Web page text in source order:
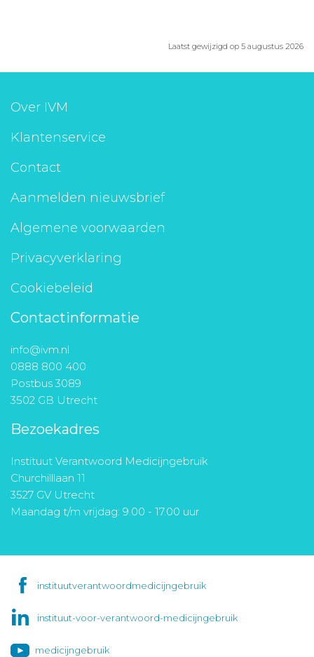
Laatst gewijzigd op 5 augustus 2026
Over IVM
Klantenservice
Contact
Aanmelden nieuwsbrief
Algemene voorwaarden
Privacyverklaring
Cookiebeleid
Contactinformatie
info@ivm.nl
0888 800 400
Postbus 3089
3502 GB Utrecht
Bezoekadres
Instituut Verantwoord Medicijngebruik
Churchilllaan 11
3527 GV Utrecht
Maandag t/m vrijdag: 9.00 - 17.00 uur
instituutverantwoordmedicijngebruik
instituut-voor-verantwoord-medicijngebruik
medicijngebruik